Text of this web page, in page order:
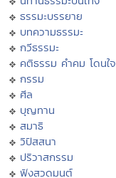
ธรรมะบรรยาย
บทความธรรมะ
กวีธรรมะ
คติธรรม คำคม โดนใจ
กรรม
ศีล
บุญทาน
สมาธิ
วิปัสสนา
ปริวาสกรรม
ฟังสวดมนต์